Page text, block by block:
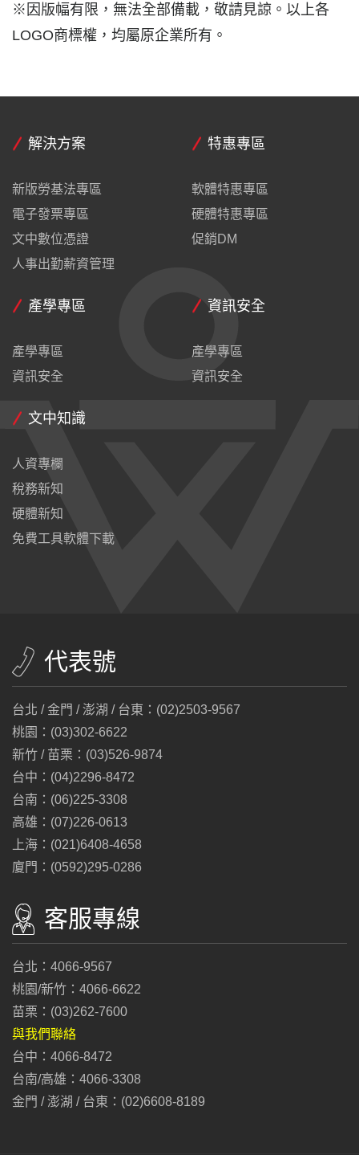
※因版幅有限，無法全部備載，敬請見諒。以上各
LOGO商標權，均屬原企業所有。
解決方案
新版勞基法專區
電子發票專區
文中數位憑證
人事出勤薪資管理
特惠專區
軟體特惠專區
硬體特惠專區
促銷DM
產學專區
產學專區
資訊安全
資訊安全
產學專區
資訊安全
文中知識
人資專欄
稅務新知
硬體新知
免費工具軟體下載
代表號
台北 / 金門 / 澎湖 / 台東：(02)2503-9567
桃園：(03)302-6622
新竹 / 苗栗：(03)526-9874
台中：(04)2296-8472
台南：(06)225-3308
高雄：(07)226-0613
上海：(021)6408-4658
廈門：(0592)295-0286
客服專線
台北：4066-9567
桃園/新竹：4066-6622
苗栗：(03)262-7600
與我們聯絡
台中：4066-8472
台南/高雄：4066-3308
金門 / 澎湖 / 台東：(02)6608-8189